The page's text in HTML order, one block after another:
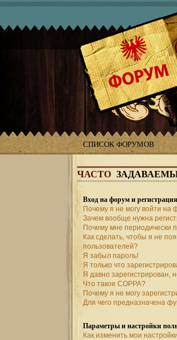
СПИСОК ФОРУМОВ
ЧАСТО
Вход на форум и регистрация
Почему я не могу войти на
Зачем вообще нужна
Почему мне периодически
Как сделать, чтобы я не
пользователей?
Я забыл пароль!
Я только что
Я давно зарегистрирован,
Что такое COPPA?
Почему я не могу
Для чего предназначена
Параметры и настройки
Как изменить мои